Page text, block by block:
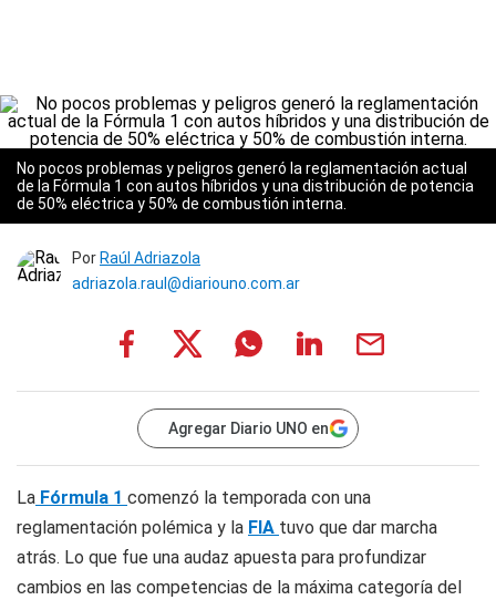
No pocos problemas y peligros generó la reglamentación actual
de la Fórmula 1 con autos híbridos y una distribución de potencia
de 50% eléctrica y 50% de combustión interna.
Por Raúl Adriazola
adriazola.raul@diariouno.com.ar
Agregar Diario UNO en
La Fórmula 1 comenzó la temporada con una
reglamentación polémica y la FIA tuvo que dar marcha
atrás. Lo que fue una audaz apuesta para profundizar
cambios en las competencias de la máxima categoría del